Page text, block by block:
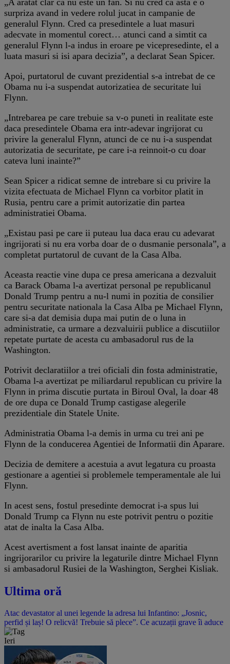
surpriza avand in vedere rolul jucat in campanie de
generalul Flynn. Cred ca presedintele a luat masuri
adecvate in momentul corect… atunci cand a simtit ca
generalul Flynn l-a indus in eroare pe vicepresedinte, el a
luata masuri si isi apara decizia”, a declarat Sean Spicer.
Apoi, purtatorul de cuvant prezidential s-a intrebat de ce
Obama nu i-a suspendat autorizatiea de securitate lui
Flynn.
„Intrebarea pe care trebuie sa v-o puneti in realitate este
daca presedintele Obama era intr-adevar ingrijorat cu
privire la generalul Flynn, atunci de ce nu i-a suspendat
autorizatia de securitate, pe care i-a reinnoit-o cu doar
cateva luni inainte?”
Sean Spicer a ridicat semne de intrebare si cu privire la
vizita efectuata de Michael Flynn ca vorbitor platit in
Rusia, pentru care a primit autorizatie din partea
administratiei Obama.
„Existau pasi pe care ii puteau lua daca erau cu adevarat
ingrijorati si nu era vorba doar de o dusmanie personala”, a
completat purtatorul de cuvant de la Casa Alba.
Aceasta reactie vine dupa ce presa americana a dezvaluit
ca Barack Obama l-a avertizat personal pe republicanul
Donald Trump pentru a nu-l numi in pozitia de consilier
pentru securitate nationala la Casa Alba pe Michael Flynn,
care si-a dat demisia dupa mai putin de o luna in
administratie, ca urmare a dezvaluirii publice a discutiilor
repetate purtate de acesta cu ambasadorul rus de la
Washington.
Potrivit declaratiilor a trei oficiali din fosta administratie,
Obama l-a avertizat pe miliardarul republican cu privire la
Flynn in prima discutie purtata in Biroul Oval, la doar 48
de ore dupa ce Donald Trump castigase alegerile
prezidentiale din Statele Unite.
Administratia Obama l-a demis in urma cu trei ani pe
Flynn de la conducerea Agentiei de Informatii din Aparare.
Decizia de demitere a acestuia a avut legatura cu proasta
gestionare a agentiei si problemele temperamentale ale lui
Flynn.
In acest sens, fostul presedinte democrat i-a spus lui
Donald Trump ca Flynn nu este potrivit pentru o pozitie
atat de inalta la Casa Alba.
Acest avertisment a fost lansat inainte de aparitia
ingrijorarilor cu privire la legaturile dintre Michael Flynn
si ambasadorul Rusiei de la Washington, Serghei Kisliak.
Ultima oră
Atac devastator al unei legende la adresa lui Infantino: „Josnic,
perfid și laș! O relicvă! Trebuie să plece”. Ce acuzații grave îi aduce
Ieri